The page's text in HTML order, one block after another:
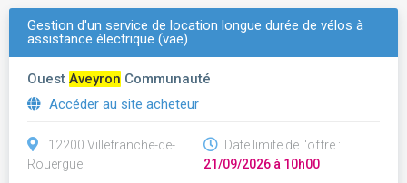
Gestion d'un service de location longue durée de vélos à
assistance électrique (vae)
Ouest Aveyron Communauté
Accéder au site acheteur
12200 Villefranche-de-
Rouergue
Date limite de l'offre :
21/09/2026 à 10h00